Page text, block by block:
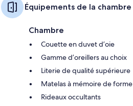
Équipements de la chambre
Chambre
Couette en duvet d’oie
Gamme d’oreillers au choix
Literie de qualité supérieure
Matelas à mémoire de forme
Rideaux occultants